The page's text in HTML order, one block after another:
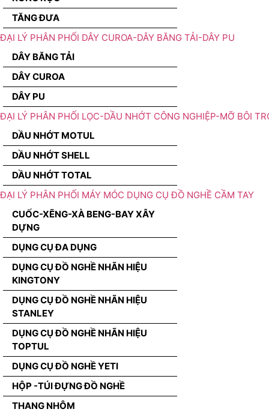
TĂNG ĐƯA
ĐẠI LÝ PHÂN PHỐI DÂY CUROA-DÂY BĂNG TẢI-DÂY PU
DÂY BĂNG TẢI
DÂY CUROA
DÂY PU
ĐẠI LÝ PHÂN PHỐI LỌC-DẦU NHỚT CÔNG NGHIỆP-MỠ BÔI
DẦU NHỚT MOTUL
DẦU NHỚT SHELL
DẦU NHỚT TOTAL
ĐẠI LÝ PHÂN PHỐI MÁY MÓC DỤNG CỤ ĐỒ NGHỀ CẦM TAY
CUỐC-XẼNG-XÀ BENG-BAY XÂY
DỰNG
DỤNG CỤ ĐA DỤNG
DỤNG CỤ ĐỒ NGHỀ NHÃN HIỆU
KINGTONY
DỤNG CỤ ĐỒ NGHỀ NHÃN HIỆU
STANLEY
DỤNG CỤ ĐỒ NGHỀ NHÃN HIỆU
TOPTUL
DỤNG CỤ ĐỒ NGHỀ YETI
HỘP -TÚI ĐỰNG ĐỒ NGHỀ
THANG NHÔM